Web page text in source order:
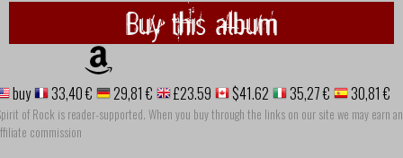
Buy this album
buy 33,40 € 29,81 € £23.59 $41.62 35,27 € 30,81 €
of Rock is reader-supported. When you buy through the links on our site we may earn an
commission